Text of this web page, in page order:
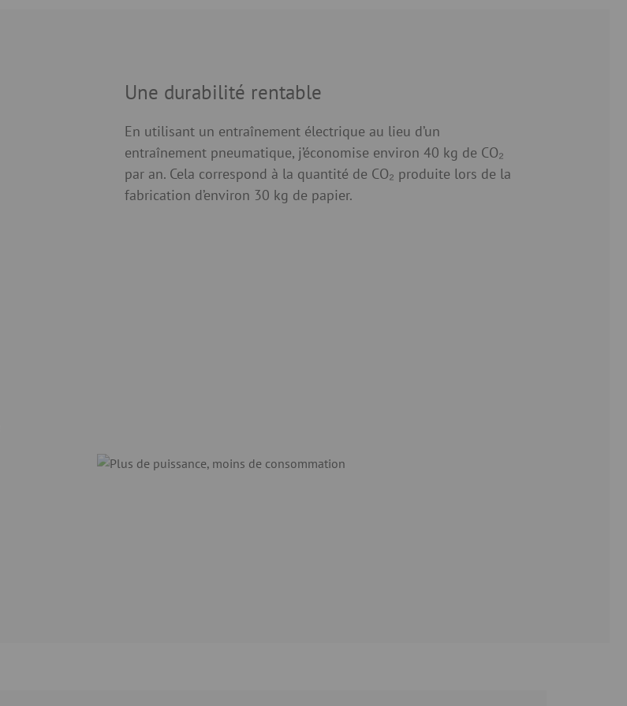
Une durabilité rentable
En utilisant un entraînement électrique au lieu d’un
entraînement pneumatique, j’économise environ 40 kg de CO₂
par an. Cela correspond à la quantité de CO₂ produite lors de la
fabrication d’environ 30 kg de papier.